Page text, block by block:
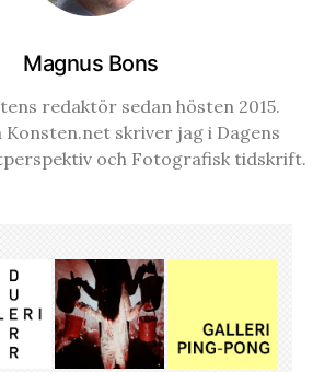
Magnus Bons
redaktör sedan hösten 2015.
skriver jag i Dagens
och Fotografisk tidskrift.